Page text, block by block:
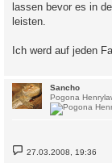
lassen bevor es in
leisten.
Ich werd auf jeden
Sancho
Pogona
B
e
27.03.2008, 19:36